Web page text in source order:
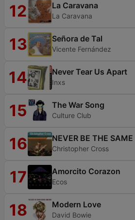
12 La Caravana
La Caravana
13 Señora de Tal
Vicente Fernández
14 Never Tear Us Apart
Inxs
15 The War Song
Culture Club
16 NEVER BE THE SAME
Christopher Cross
17 Amorcito Corazon
Ecos
18 Modern Love
David Bowie